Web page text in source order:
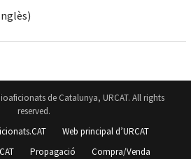
de Catalunya, URCAT. All rights
reserved.
Web principal d’URCAT
Propagació
Compra/Venda